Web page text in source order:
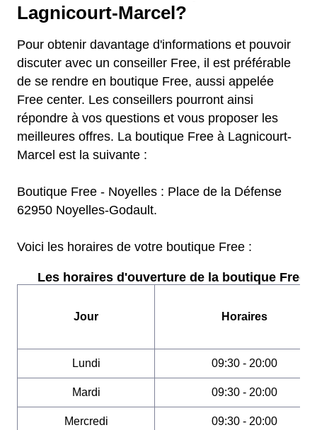
Lagnicourt-Marcel?
Pour obtenir davantage d'informations et pouvoir
discuter avec un conseiller Free, il est préférable
de se rendre en boutique Free, aussi appelée
Free center. Les conseillers pourront ainsi
répondre à vos questions et vous proposer les
meilleures offres. La boutique Free à Lagnicourt-
Marcel est la suivante :
Boutique Free - Noyelles : Place de la Défense
62950 Noyelles-Godault.
Voici les horaires de votre boutique Free :
Les horaires d'ouverture de la boutique Free :
Jour Horaires
Lundi 09:30 - 20:00
Mardi 09:30 - 20:00
Mercredi 09:30 - 20:00